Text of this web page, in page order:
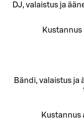
DJ, valaistus ja
Kustannus
Bändi, valaistus
Kustannus